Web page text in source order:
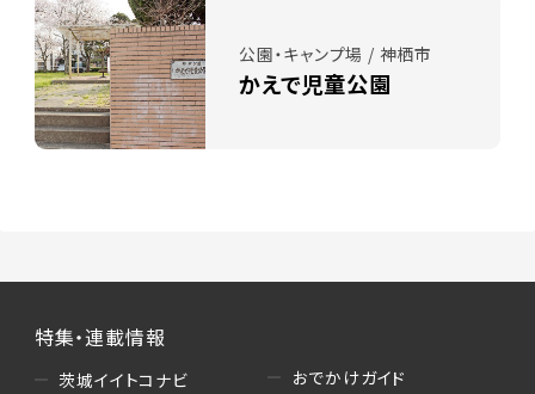
公園・キャンプ場 / 神栖市
かえで児童公園
特集・連載情報
茨城イイトコナビ
おでかけガイド